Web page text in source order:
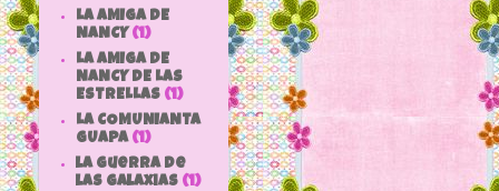
LA AMIGA DE
NANCY (1)
LA AMIGA DE
NANCY DE LAS
ESTRELLAS (1)
LA COMUNIANTA
GUAPA (1)
la guerra de
las galaxias (1)